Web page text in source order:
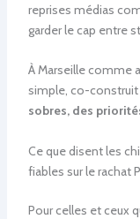
reprises médias
garder le cap entre
À Marseille comme
simple, co-construit
sobres, des
Ce que disent les
fiables sur le rachat
Pour celles et ceux